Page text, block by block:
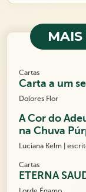
Cartas
Carta a um
Dolores Flor
A Cor do
na Chuva
Luciana Kelm |
Cartas
ETERNA